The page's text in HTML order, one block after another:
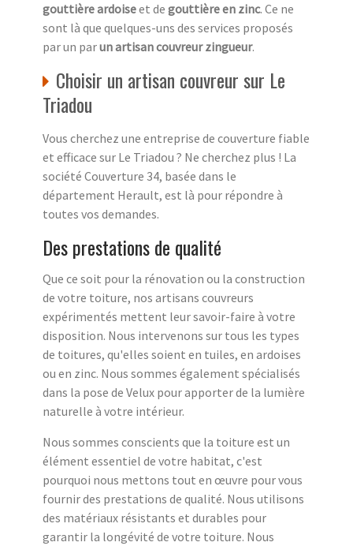
gouttière ardoiseet de gouttière en zinc. Ce ne
sont là que quelques-uns des services proposés
par un parun artisan couvreur zingueur.
Choisir un artisan couvreur sur Le
Triadou
Vous cherchez une entreprise de couverture fiable
et efficace sur Le Triadou ? Ne cherchez plus ! La
société Couverture 34, basée dans le
département Herault, est là pour répondre à
toutes vos demandes.
Des prestations de qualité
Que ce soit pour la rénovation ou la construction
de votre toiture, nos artisans couvreurs
expérimentés mettent leur savoir-faire à votre
disposition. Nous intervenons sur tous les types
de toitures, qu'elles soient en tuiles, en ardoises
ou en zinc. Nous sommes également spécialisés
dans la pose de Velux pour apporter de la lumière
naturelle à votre intérieur.
Nous sommes conscients que la toiture est un
élément essentiel de votre habitat, c'est
pourquoi nous mettons tout en œuvre pour vous
fournir des prestations de qualité. Nous utilisons
des matériaux résistants et durables pour
garantir la longévité de votre toiture. Nous